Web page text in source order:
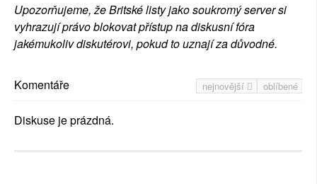
Upozorňujeme, že Britské listy jako soukromý server si
vyhrazují právo blokovat přístup na diskusní fóra
jakémukoliv diskutérovi, pokud to uznají za důvodné.
nejnovější oblíbené
Komentáře
Diskuse je prázdná.